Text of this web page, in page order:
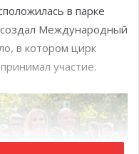
в парке
создал Международный
в котором цирк
участие.